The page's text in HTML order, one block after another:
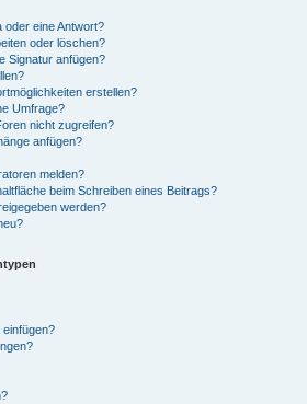
oder eine Antwort?
oder löschen?
Signatur anfügen?
erstellen?
Umfrage?
nicht zugreifen?
anfügen?
melden?
beim Schreiben eines Beitrags?
werden?
einfügen?